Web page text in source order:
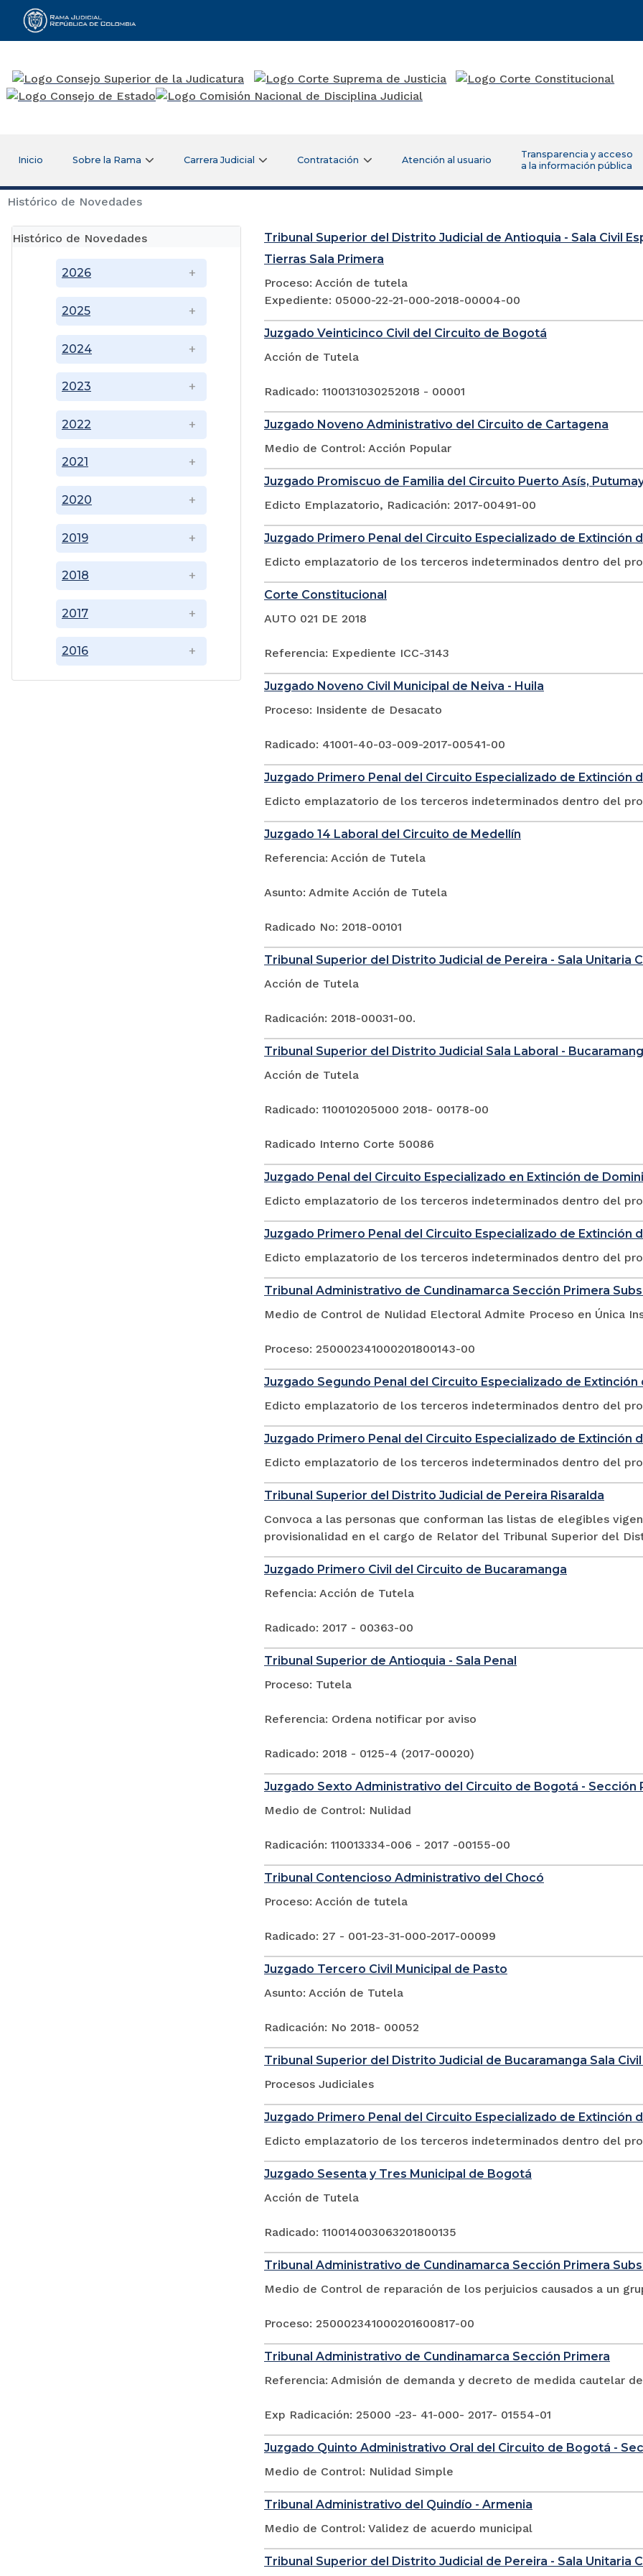
Rama Judicial
Inicio Sobre la Rama Carrera Judicial Contratación Atención al usuario
Transparencia y acceso
a la información pública
Histórico de Novedades
Histórico de Novedades
2016
2017
2018
2019
2020
2021
2022
2023
2024
2025
2026
Tribunal Superior del Distrito Judicial de Antioquia - Sala Civil
Tierras Sala Primera
Proceso: Acción de tutela
Expediente: 05000-22-21-000-2018-00004-00
Juzgado Veinticinco Civil del Circuito de Bogotá
Acción de Tutela
Radicado: 1100131030252018 - 00001
Juzgado Noveno Administrativo del Circuito de Cartagena
Medio de Control: Acción Popular
Juzgado Promiscuo de Familia del Circuito Puerto Asís,
Edicto Emplazatorio, Radicación: 2017-00491-00
Juzgado Primero Penal del Circuito Especializado de Extinción
Edicto emplazatorio de los terceros indeterminados dentro del
Corte Constitucional
AUTO 021 DE 2018
Referencia: Expediente ICC-3143
Juzgado Noveno Civil Municipal de Neiva - Huila
Proceso: Insidente de Desacato
Radicado: 41001-40-03-009-2017-00541-00
Juzgado Primero Penal del Circuito Especializado de Extinción
Edicto emplazatorio de los terceros indeterminados dentro del
Juzgado 14 Laboral del Circuito de Medellín
Referencia: Acción de Tutela
Asunto: Admite Acción de Tutela
Radicado No: 2018-00101
Tribunal Superior del Distrito Judicial de Pereira - Sala Unitaria
Acción de Tutela
Radicación: 2018-00031-00.
Tribunal Superior del Distrito Judicial Sala Laboral -
Acción de Tutela
Radicado: 110010205000 2018- 00178-00
Radicado Interno Corte 50086
Juzgado Penal del Circuito Especializado en Extinción de
Edicto emplazatorio de los terceros indeterminados dentro del
Juzgado Primero Penal del Circuito Especializado de Extinción
Edicto emplazatorio de los terceros indeterminados dentro del
Tribunal Administrativo de Cundinamarca Sección Primera
Medio de Control de Nulidad Electoral Admite Proceso en Única
Proceso: 250002341000201800143-00
Juzgado Segundo Penal del Circuito Especializado de
Edicto emplazatorio de los terceros indeterminados dentro del
Juzgado Primero Penal del Circuito Especializado de Extinción
Edicto emplazatorio de los terceros indeterminados dentro del
Tribunal Superior del Distrito Judicial de Pereira Risaralda
Convoca a las personas que conforman las listas de elegibles
provisionalidad en el cargo de Relator del Tribunal Superior del
Juzgado Primero Civil del Circuito de Bucaramanga
Refencia: Acción de Tutela
Radicado: 2017 - 00363-00
Tribunal Superior de Antioquia - Sala Penal
Proceso: Tutela
Referencia: Ordena notificar por aviso
Radicado: 2018 - 0125-4 (2017-00020)
Juzgado Sexto Administrativo del Circuito de Bogotá - Sección
Medio de Control: Nulidad
Radicación: 110013334-006 - 2017 -00155-00
Tribunal Contencioso Administrativo del Chocó
Proceso: Acción de tutela
Radicado: 27 - 001-23-31-000-2017-00099
Juzgado Tercero Civil Municipal de Pasto
Asunto: Acción de Tutela
Radicación: No 2018- 00052
Tribunal Superior del Distrito Judicial de Bucaramanga Sala Civil
Procesos Judiciales
Juzgado Primero Penal del Circuito Especializado de Extinción
Edicto emplazatorio de los terceros indeterminados dentro del
Juzgado Sesenta y Tres Municipal de Bogotá
Acción de Tutela
Radicado: 110014003063201800135
Tribunal Administrativo de Cundinamarca Sección Primera
Medio de Control de reparación de los perjuicios causados a un
Proceso: 250002341000201600817-00
Tribunal Administrativo de Cundinamarca Sección Primera
Referencia: Admisión de demanda y decreto de medida cautelar
Exp Radicación: 25000 -23- 41-000- 2017- 01554-01
Juzgado Quinto Administrativo Oral del Circuito de Bogotá -
Medio de Control: Nulidad Simple
Tribunal Administrativo del Quindío - Armenia
Medio de Control: Validez de acuerdo municipal
Tribunal Superior del Distrito Judicial de Pereira - Sala Unitaria